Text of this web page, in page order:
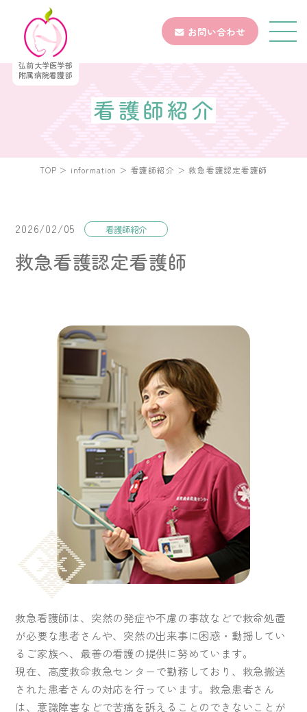
弘前大学医学部
附属病院看護部
お問い合わせ
看護師紹介
TOP ＞ information ＞ 看護師紹介 ＞救急看護認定看護師
2026/02/05 看護師紹介
救急看護認定看護師
救急看護師は、突然の発症や不慮の事故などで救命処置
が必要な患者さんや、突然の出来事に困惑・動揺してい
るご家族へ、最善の看護の提供に努めています。
現在、高度救命救急センターで勤務しており、救急搬送
された患者さんの対応を行っています。救急患者さん
は、意識障害などで苦痛を訴えることのできないことが